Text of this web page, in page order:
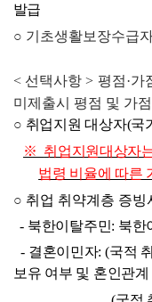
발급
○ 기초생활보장수급
< 선택사항 > 평점·가
미제출시 평점 및 가
○ 취업지원 대상자(국
※ 취업지원대상자
법령 비율에 따른
○ 취업 취약계층 증빙
- 북한이탈주민: 북한
- 결혼이민자: (국적
보유 여부 및 혼인관계